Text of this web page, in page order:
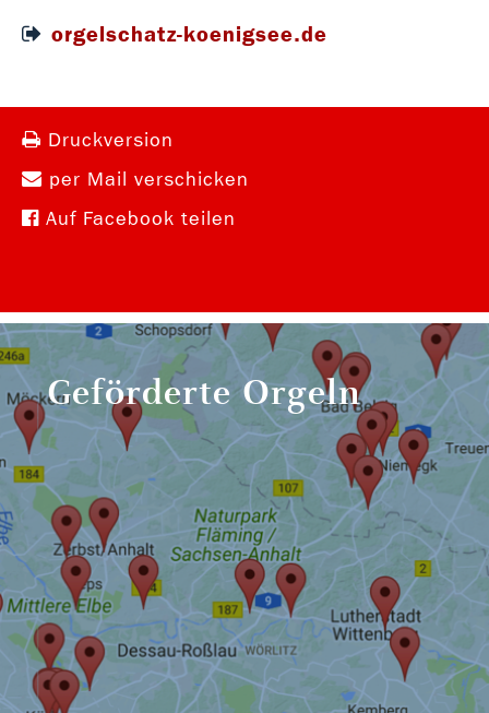
orgelschatz-koenigsee.de
Druckversion
per Mail verschicken
Auf Facebook teilen
Geförderte Orgeln